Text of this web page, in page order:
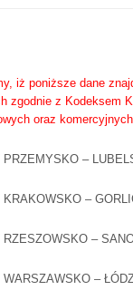
iż poniższe dane
zgodnie z Kodeksem
oraz
PRZEMYSKO –
KRAKOWSKO –
RZESZOWSKO –
WARSZAWSKO –